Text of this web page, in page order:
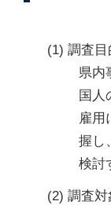
(1) 調査目
県内
国人
雇用
握し
検討
(2) 調査対